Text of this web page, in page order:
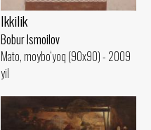
Ikkilik
Bobur Ismoilov
Mato, moybo‘yoq (90x90) - 2009
yil